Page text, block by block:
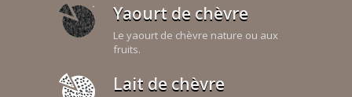
Yaourt de chèvre
Le yaourt de chèvre nature ou aux
fruits.
Lait de chèvre